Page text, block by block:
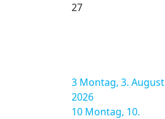
27
3 Montag, 3. August
2026
10 Montag, 10.